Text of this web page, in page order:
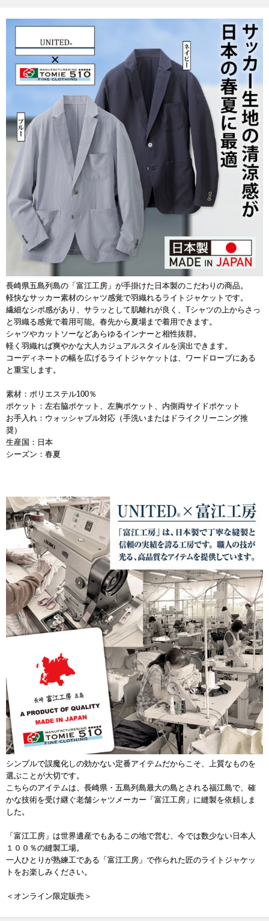
長崎県五島列島の「富江工房」が手掛けた日本製のこだわりの商品。
軽快なサッカー素材のシャツ感覚で羽織れるライトジャケットです。
繊細なシボ感があり、サラッとして肌離れが良く、Tシャツの上からさっ
と羽織る感覚で着用可能。春先から夏場まで着用できます。
シャツやカットソーなどあらゆるインナーと相性抜群。
軽く羽織れば爽やかな大人カジュアルスタイルを演出できます。
コーディネートの幅を広げるライトジャケットは、ワードローブにある
と重宝します。
素材：ポリエステル100％
ポケット：左右脇ポケット、左胸ポケット、内側両サイドポケット
お手入れ：ウォッシャブル対応（手洗いまたはドライクリーニング推
奨）
生産国：日本
シーズン：春夏
シンプルで誤魔化しの効かない定番アイテムだからこそ、上質なものを
選ぶことが大切です。
こちらのアイテムは、長崎県・五島列島最大の島とされる福江島で、確
かな技術を受け継ぐ老舗シャツメーカー「富江工房」に縫製を依頼しま
した。
「富江工房」は世界遺産でもあるこの地で営む、今では数少ない日本人
１００％の縫製工場。
一人ひとりが熟練工である「富江工房」で作られた匠のライトジャケッ
トをお楽しみください。
＜オンライン限定販売＞